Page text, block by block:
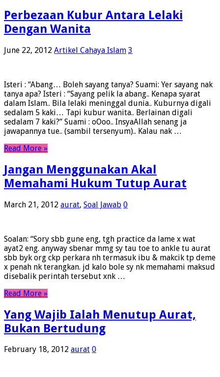
Perbezaan Kubur Antara Lelaki
Dengan Wanita
June 22, 2012 Artikel Cahaya Islam 3
Isteri : “Abang… Boleh sayang tanya? Suami: Yer sayang nak
tanya apa? Isteri : “Sayang pelik la abang.. Kenapa syarat
dalam Islam.. Bila lelaki meninggal dunia.. Kuburnya digali
sedalam 5 kaki… Tapi kubur wanita.. Berlainan digali
sedalam 7 kaki?” Suami : oOoo.. InsyaAllah senang ja
jawapannya tue.. (sambil tersenyum).. Kalau nak …
Read More »
Jangan Menggunakan Akal
Memahami Hukum Tutup Aurat
March 21, 2012 aurat, Soal Jawab 0
Soalan: “Sory sbb gune eng, tgh practice da lame x wat
ayat2 eng. anyway sbenar mmg sy tau toe to ankle tu aurat
sbb byk org ckp perkara nh termasuk ibu & makcik tp deme
x penah nk terangkan. jd kalo bole sy nk memahami maksud
disebalik perintah tersebut xnk …
Read More »
Yang Wajib Ialah Menutup Aurat,
Bukan Bertudung
February 18, 2012 aurat 0